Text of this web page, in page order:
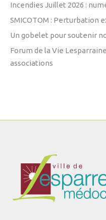
Incendies Juillet 2026 :
SMICOTOM : Perturbation
Un gobelet pour soutenir
Forum de la Vie
associations